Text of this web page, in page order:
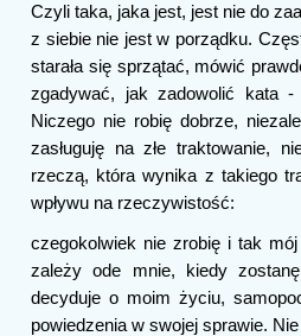
Czyli taka, jaka jest, jest nie do
z siebie nie jest w porządku.
starała się sprzątać, mówić
zgadywać, jak zadowolić kata
Niczego nie robię dobrze,
zasługuję na złe traktowanie,
rzeczą, która wynika z takiego
wpływu na rzeczywistość:
czegokolwiek nie zrobię i tak
zależy ode mnie, kiedy
decyduje o moim życiu,
powiedzenia w swojej sprawie.